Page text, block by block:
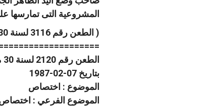
المشروعية التى تمارسها
( الطعن رقم 3116 لسنة 30 ق ، جلسة 1986/10/25 )
الطعن رقم 2120 لسنة 30 مكتب فنى 32 صفحة رقم 784
بتاريخ 07-02-1987
الموضوع : اختصاص
الموضوع الفرعي : اختصاص